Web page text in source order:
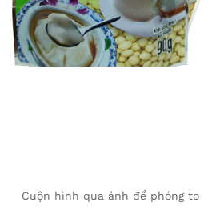
Cuộn hình qua ảnh để phóng to